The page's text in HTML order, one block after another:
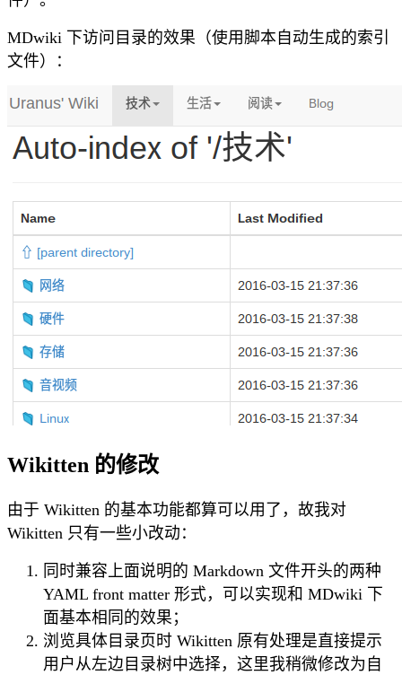
MDwiki 下访问目录的效果（使用脚本自动生成的索引
文件）：
Wikitten 的修改
由于 Wikitten 的基本功能都算可以用了，故我对
Wikitten 只有一些小改动：
同时兼容上面说明的 Markdown 文件开头的两种
YAML front matter 形式，可以实现和 MDwiki 下
面基本相同的效果；
浏览具体目录页时 Wikitten 原有处理是直接提示
用户从左边目录树中选择，这里我稍微修改为自